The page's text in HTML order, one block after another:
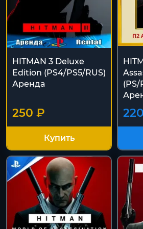
HITMAN 3 Deluxe
Edition (PS4/PS5/RUS)
Аренда
250 ₽
Купить
(PS/